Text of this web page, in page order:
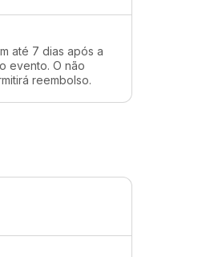
até 7 dias após a
evento. O não
reembolso.